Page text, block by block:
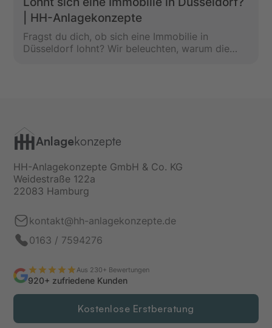
| HH-Anlagekonzepte
Fragst du dich, ob sich eine Immobilie in
Düsseldorf lohnt? Wir beleuchten, warum die
Anlagekonzepte
HH-Anlagekonzepte GmbH & Co. KG
Weidestraße 122a
22083 Hamburg
kontakt@hh-anlagekonzepte.de
0163 / 7594276
Aus 230+ Bewertungen
920+ zufriedene Kunden
Kostenlose Erstberatung